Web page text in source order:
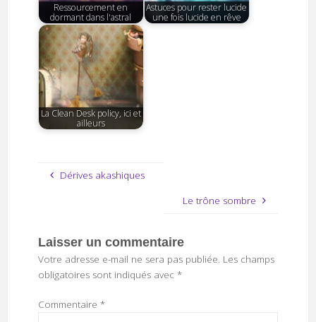
Ressourcement en
dormant dans l'astral
Astuces pour rester lucide
une fois lucide en rêve
La Clean Desk policy, ici et
ailleurs
Dérives akashiques
Le trône sombre
Laisser un commentaire
Votre adresse e-mail ne sera pas publiée. Les champs
obligatoires sont indiqués avec *
Commentaire *